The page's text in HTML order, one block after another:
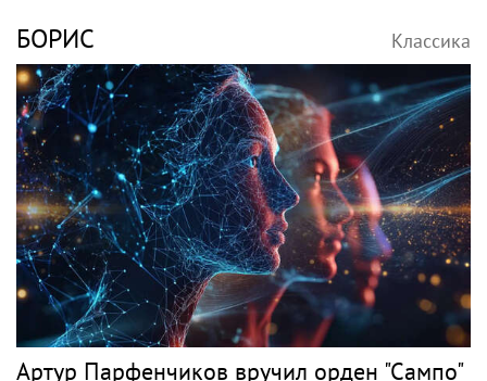
БОРИС Классика
Артур Парфенчиков вручил орден "Сампо"